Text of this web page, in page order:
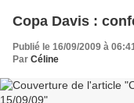
Copa Davis :
Publié le 16/09/2009 à
Par Céline